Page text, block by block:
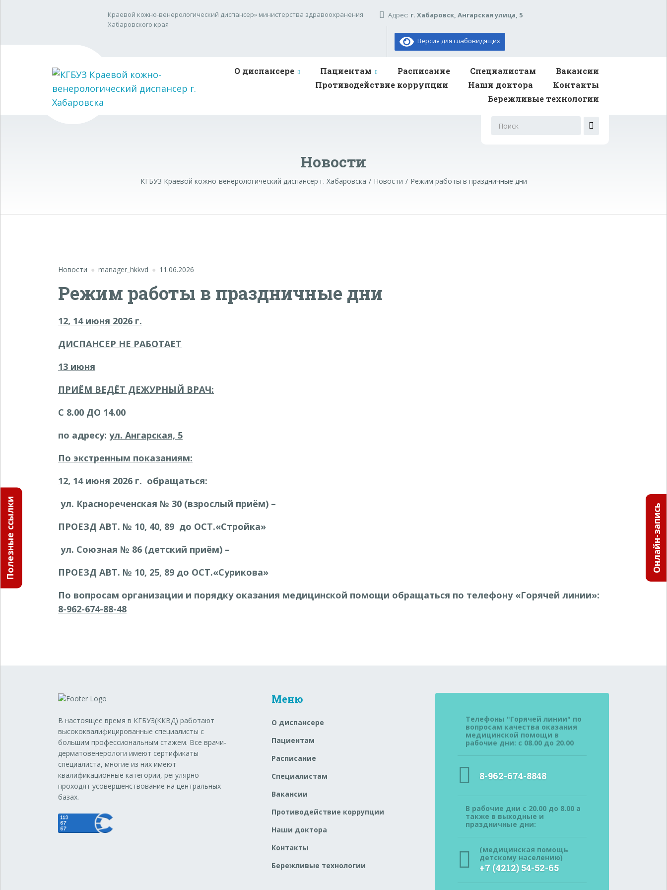
Краевой кожно-венерологический диспансер» министерства здравоохранения
Хабаровского края
Адрес: г. Хабаровск, Ангарская улица, 5
Версия для слабовидящих
О диспансере Пациентам Расписание Специалистам
Вакансии
Противодействие коррупции
Наши доктора
Контакты
Бережливые технологии
Поиск
Новости
КГБУЗ Краевой кожно-венерологический диспансер г. Хабаровска Новости Режим работы в праздничные дни
Новости manager_hkkvd 11.06.2026
Режим работы в праздничные дни
12, 14 июня 2026 г.
ДИСПАНСЕР НЕ РАБОТАЕТ
13 июня
ПРИЁМ ВЕДЁТ ДЕЖУРНЫЙ ВРАЧ:
С 8.00 ДО 14.00
по адресу: ул. Ангарская, 5
По экстренным показаниям:
12, 14 июня 2026 г. обращаться:
ул. Краснореченская № 30 (взрослый приём) –
ПРОЕЗД АВТ. № 10, 40, 89 до ОСТ.«Стройка»
ул. Союзная № 86 (детский приём) –
ПРОЕЗД АВТ. № 10, 25, 89 до ОСТ.«Сурикова»
По вопросам организации и порядку оказания медицинской помощи обращаться по телефону «Горячей линии»:
8-962-674-88-48
В настоящее время в КГБУЗ(ККВД) работают
высококвалифицированные специалисты с
большим профессиональным стажем. Все врачи-
дерматовенерологи имеют сертификаты
специалиста, многие из них имеют
квалификационные категории, регулярно
проходят усовершенствование на центральных
базах.
Меню
О диспансере
Пациентам
Расписание
Специалистам
Вакансии
Противодействие коррупции
Наши доктора
Контакты
Бережливые технологии
Телефоны "Горячей линии" по
вопросам качества оказания
медицинской помощи в
рабочие дни: с 08.00 до 20.00
8-962-674-8848
В рабочие дни с 20.00 до 8.00 а
также в выходные и
праздничные дни:
(медицинская помощь
детскому населению)
+7 (4212) 54-52-65
Полезные ссылки Онлайн-запись